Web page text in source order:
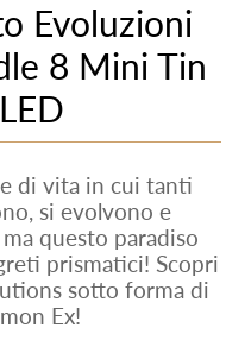
Evoluzioni
8 Mini Tin
di vita in cui tanti
si evolvono e
questo paradiso
prismatici! Scopri
sotto forma di
Ex!